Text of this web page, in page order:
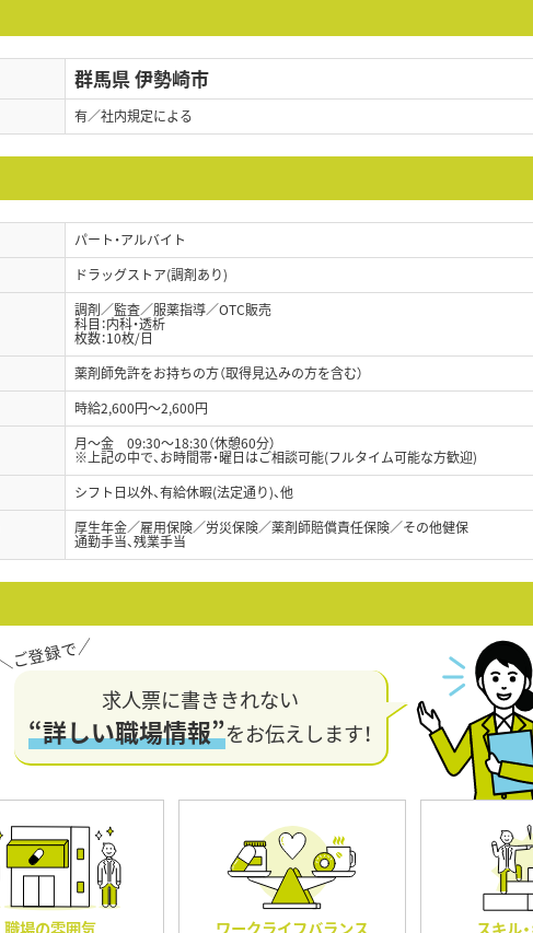
群馬県 伊勢崎市
有／社内規定による
パート・アルバイト
ドラッグストア(調剤あり)
調剤／監査／服薬指導／OTC販売
科目：内科・透析
枚数：10枚/日
薬剤師免許をお持ちの方（取得見込みの方を含む）
時給2,600円～2,600円
月～金 09:30～18:30（休憩60分）
※上記の中で、お時間帯・曜日はご相談可能(フルタイム可能な方歓迎)
シフト日以外、有給休暇(法定通り)、他
厚生年金／雇用保険／労災保険／薬剤師賠償責任保険／その他健保
通勤手当、残業手当
求人票に書ききれない
“詳しい職場情報”をお伝えします！